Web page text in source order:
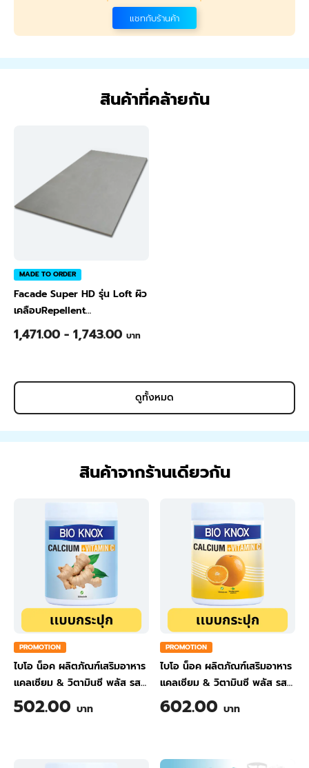
แชทกับร้านค้า
สินค้าที่คล้ายกัน
MADE TO ORDER
Facade Super HD รุ่น Loft ผิว
เคลือบRepellent
120x240x0.8ซม. สี Sand
Stone
1,471.00 - 1,743.00 บาท
ดูทั้งหมด
สินค้าจากร้านเดียวกัน
PROMOTION
ไบโอ น็อค ผลิตภัณฑ์เสริมอาหาร
แคลเซียม & วิตามินซี พลัส รส
ขิง ขนาด 200 กรัม
502.00 บาท
PROMOTION
ไบโอ น็อค ผลิตภัณฑ์เสริมอาหาร
แคลเซียม & วิตามินซี พลัส รส
ส้ม ขนาด 200 กรัม
602.00 บาท